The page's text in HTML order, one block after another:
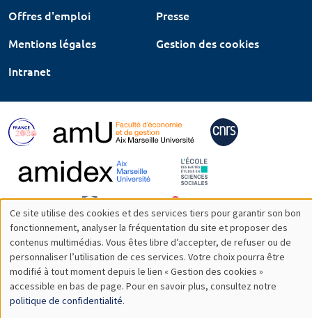
Offres d'emploi
Presse
Mentions légales
Gestion des cookies
Intranet
Utilisation
des
données
personnelles
Ce site utilise des cookies et des services tiers pour garantir son bon
fonctionnement, analyser la fréquentation du site et proposer des
contenus multimédias. Vous êtes libre d’accepter, de refuser ou de
personnaliser l’utilisation de ces services. Votre choix pourra être
modifié à tout moment depuis le lien « Gestion des cookies »
accessible en bas de page. Pour en savoir plus, consultez notre
politique de confidentialité.